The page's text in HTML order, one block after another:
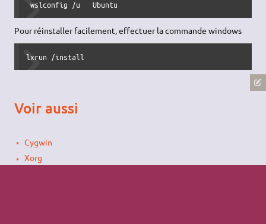
wslconfig /u   Ubuntu
Pour réinstaller facilement, effectuer la commande windows
lxrun /install
Voir aussi
Cygwin
Xorg